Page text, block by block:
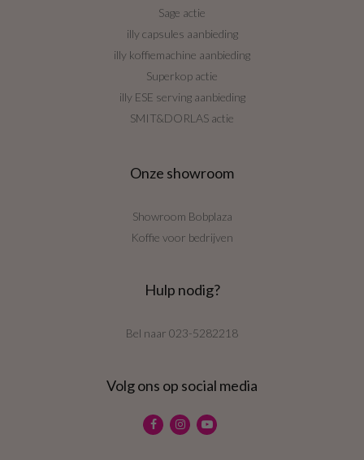
Sage actie
illy capsules aanbieding
illy koffiemachine aanbieding
Superkop actie
illy ESE serving aanbieding
SMIT&DORLAS actie
Onze showroom
Showroom Bobplaza
Koffie voor bedrijven
Hulp nodig?
Bel naar 023-5282218
Volg ons op social media